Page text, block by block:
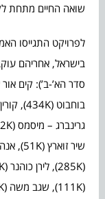
שואה החיים מתחת
לפרויקט התגייסו
בישראל, אחריהם